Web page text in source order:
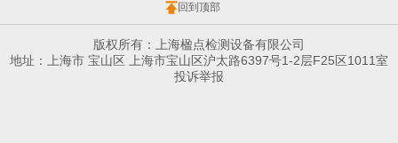
回到顶部
版权所有：上海楹点检测设备有限公司
地址：上海市 宝山区 上海市宝山区沪太路6397号1-2层F25区1011室
投诉举报